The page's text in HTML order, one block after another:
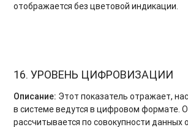
отображается без цветовой индикации.
16. УРОВЕНЬ ЦИФРОВИЗАЦИИ
Описание: Этот показатель отражает,
в системе ведутся в цифровом формате.
рассчитывается по совокупности данных